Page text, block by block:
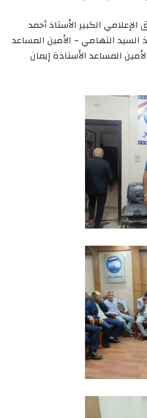
الإعلامي الكبير الأستاذ أحمد
السيد التهامي – الأمين المساعد
المساعد الأستاذة إيمان